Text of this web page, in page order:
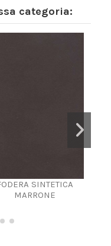
categoria:
SINTETICA
MARRONE